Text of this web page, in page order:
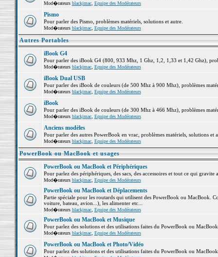
Mod�rateurs blackjmac, Equipe des Modérateurs
Pismo
Pour parler des Pismo, problèmes matériels, solutions et autre.
Mod�rateurs blackjmac, Equipe des Modérateurs
Autres Portables
iBook G4
Pour parler des iBook G4 (800, 933 Mhz, 1 Ghz, 1,2, 1,33 et 1,42 Ghz),
Mod�rateurs blackjmac, Equipe des Modérateurs
iBook Dual USB
Pour parler des iBook de couleurs (de 500 Mhz à 900 Mhz), problèmes
Mod�rateurs blackjmac, Equipe des Modérateurs
iBook
Pour parler des iBook de couleurs (de 300 Mhz à 466 Mhz), problèmes
Mod�rateurs blackjmac, Equipe des Modérateurs
Anciens modèles
Pour parler des autres PowerBook en vrac, problèmes matériels, solutions et
Mod�rateurs blackjmac, Equipe des Modérateurs
PowerBook ou MacBook et usages
PowerBook ou MacBook et Périphériques
Pour parlez des périphériques, des sacs, des accessoires et tout ce qui
Mod�rateurs blackjmac, Equipe des Modérateurs
PowerBook ou MacBook et Déplacements
Partie spéciale pour les routards qui utilisent des PowerBook ou MacBook.
voiture, bateau, avion...), les alimenter etc...
Mod�rateurs blackjmac, Equipe des Modérateurs
PowerBook ou MacBook et Musique
Pour parlez des solutions et des utilisations faites du PowerBook ou
Mod�rateurs blackjmac, Equipe des Modérateurs
PowerBook ou MacBook et Photo/Vidéo
Pour parlez des solutions et des utilisations faites du PowerBook ou